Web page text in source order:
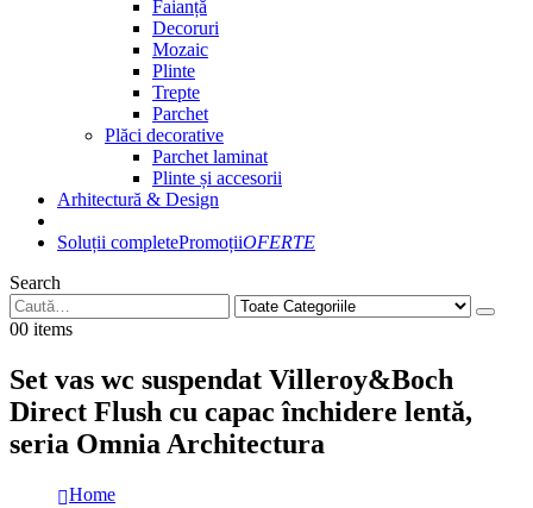
Faianță
Decoruri
Mozaic
Plinte
Trepte
Parchet
Plăci decorative
Parchet laminat
Plinte și accesorii
Arhitectură & Design
Soluții completePromoțiiOFERTE
Search
00 items
Set vas wc suspendat Villeroy&Boch
Direct Flush cu capac închidere lentă,
seria Omnia Architectura
Home